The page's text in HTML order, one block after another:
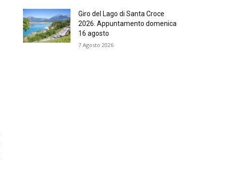
Giro del Lago di Santa Croce
2026. Appuntamento domenica
16 agosto
7 Agosto 2026